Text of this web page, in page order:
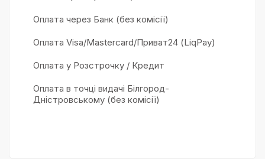
Оплата через Банк (без комісії)
Оплата Visa/Mastercard/Приват24 (LiqPay)
Оплата у Розстрочку / Кредит
Оплата в точці видачі Білгород-
Дністровському (без комісії)